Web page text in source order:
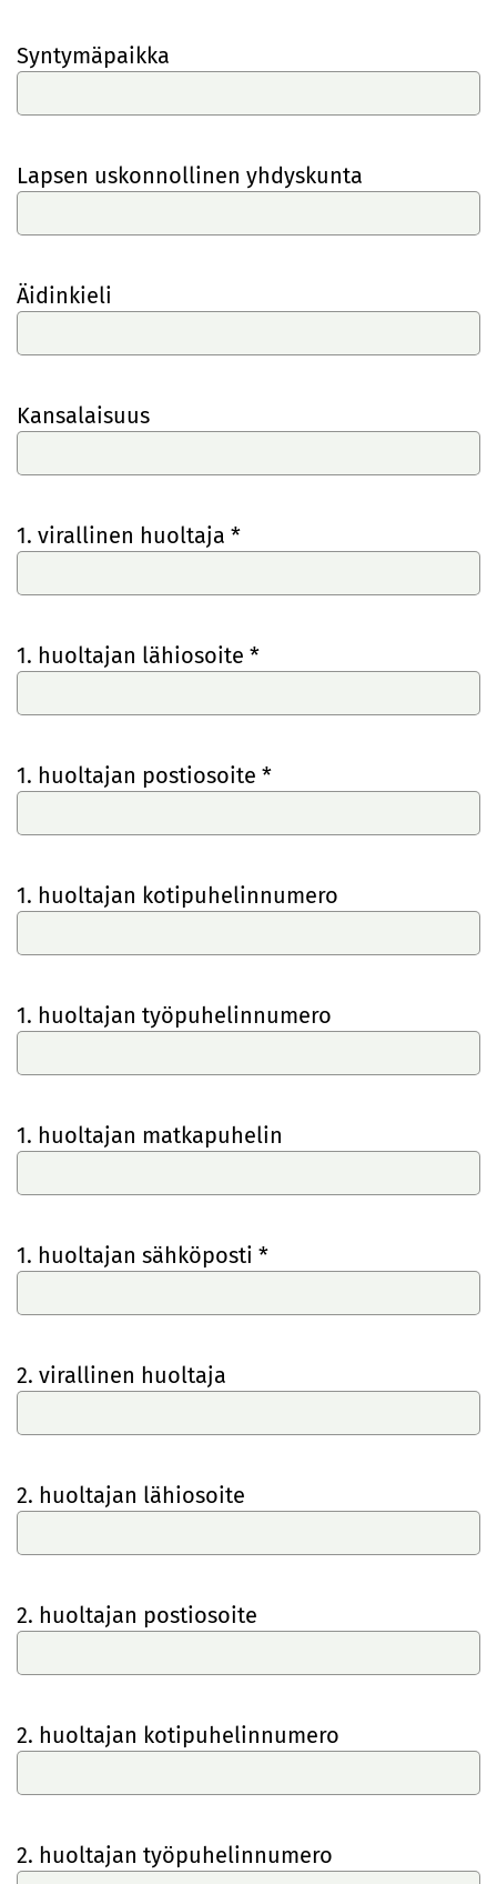
Syntymäpaikka
Lapsen uskonnollinen yhdyskunta
Äidinkieli
Kansalaisuus
1. virallinen huoltaja *
1. huoltajan lähiosoite *
1. huoltajan postiosoite *
1. huoltajan kotipuhelinnumero
1. huoltajan työpuhelinnumero
1. huoltajan matkapuhelin
1. huoltajan sähköposti *
2. virallinen huoltaja
2. huoltajan lähiosoite
2. huoltajan postiosoite
2. huoltajan kotipuhelinnumero
2. huoltajan työpuhelinnumero